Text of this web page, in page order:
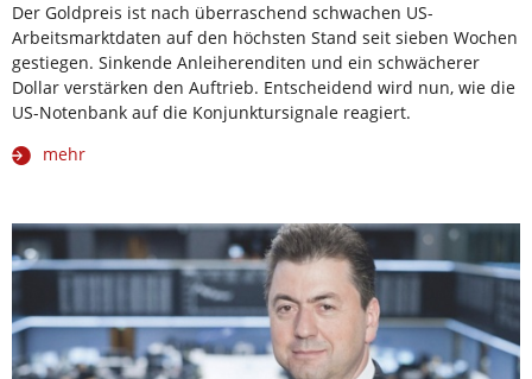
Der Goldpreis ist nach überraschend schwachen US-
Arbeitsmarktdaten auf den höchsten Stand seit sieben Wochen
gestiegen. Sinkende Anleiherenditen und ein schwächerer
Dollar verstärken den Auftrieb. Entscheidend wird nun, wie die
US-Notenbank auf die Konjunktursignale reagiert.
mehr